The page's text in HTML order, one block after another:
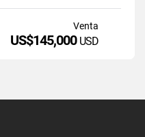
Venta
US$145,000 USD